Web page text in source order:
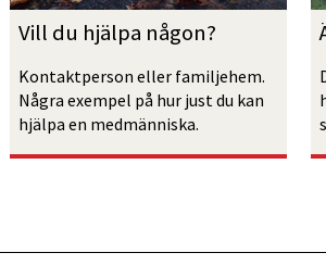
Vill du hjälpa någon?
Kontaktperson eller familjehem.
Några exempel på hur just du kan
hjälpa en medmänniska.